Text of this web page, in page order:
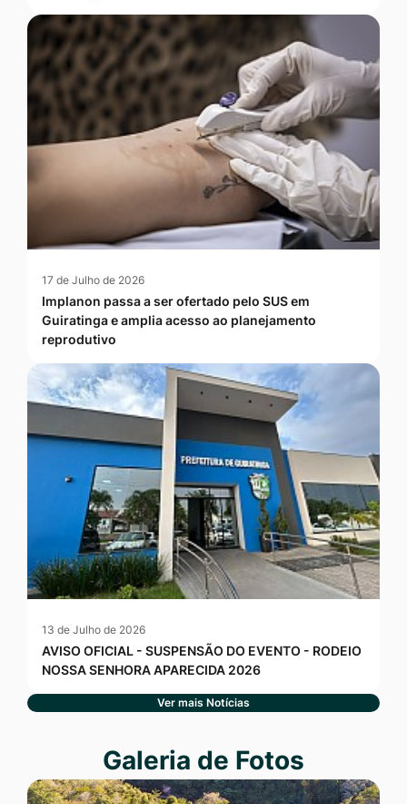
17 de Julho de 2026
Implanon passa a ser ofertado pelo SUS em
Guiratinga e amplia acesso ao planejamento
reprodutivo
13 de Julho de 2026
AVISO OFICIAL - SUSPENSÃO DO EVENTO - RODEIO
NOSSA SENHORA APARECIDA 2026
Ver mais Notícias
Seção Galeria de Fotos
Galeria de Fotos